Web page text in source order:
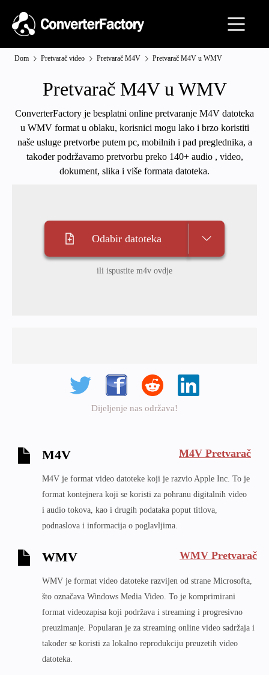
Dom Pretvarač video Pretvarač M4V Pretvarač M4V u WMV
Pretvarač M4V u WMV
ConverterFactory je besplatni online pretvaranje M4V datoteka
u WMV format u oblaku, korisnici mogu lako i brzo koristiti
naše usluge pretvorbe putem pc, mobilnih i pad preglednika, a
također podržavamo pretvorbu preko 140+ audio , video,
dokument, slika i više formata datoteka.
Odabir datoteka
ili ispustite m4v ovdje
Dijeljenje nas održava!
M4V M4V Pretvarač
M4V je format video datoteke koji je razvio Apple Inc. To je
format kontejnera koji se koristi za pohranu digitalnih video
i audio tokova, kao i drugih podataka poput titlova,
podnaslova i informacija o poglavljima.
WMV WMV Pretvarač
WMV je format video datoteke razvijen od strane Microsofta,
što označava Windows Media Video. To je komprimirani
format videozapisa koji podržava i streaming i progresivno
preuzimanje. Popularan je za streaming online video sadržaja i
također se koristi za lokalno reprodukciju preuzetih video
datoteka.